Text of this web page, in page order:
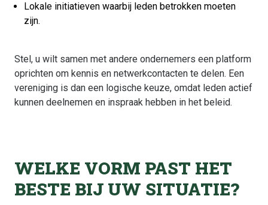
Lokale initiatieven waarbij leden betrokken moeten
zijn.
Stel, u wilt samen met andere ondernemers een platform
oprichten om kennis en netwerkcontacten te delen. Een
vereniging is dan een logische keuze, omdat leden actief
kunnen deelnemen en inspraak hebben in het beleid.
WELKE VORM PAST HET
BESTE BIJ UW SITUATIE?